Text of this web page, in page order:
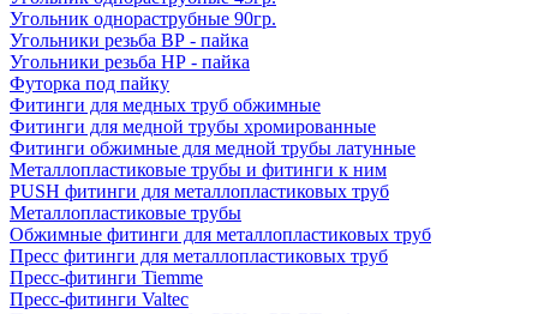
Угольник однораструбные 90гр.
Угольники резьба ВР - пайка
Угольники резьба НР - пайка
Футорка под пайку
Фитинги для медных труб обжимные
Фитинги для медной трубы хромированные
Фитинги обжимные для медной трубы латунные
Металлопластиковые трубы и фитинги к ним
PUSH фитинги для металлопластиковых труб
Металлопластиковые трубы
Обжимные фитинги для металлопластиковых труб
Пресс фитинги для металлопластиковых труб
Пресс-фитинги Tiemme
Пресс-фитинги Valtec